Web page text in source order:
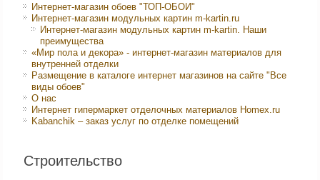
Интернет-магазин обоев "ТОП-ОБОИ"
Интернет-магазин модульных картин m-kartin.ru
Интернет-магазин модульных картин m-kartin. Наши
преимущества
«Мир пола и декора» - интернет-магазин материалов для
внутренней отделки
Размещение в каталоге интернет магазинов на сайте "Все
виды обоев"
О нас
Интернет гипермаркет отделочных материалов Homex.ru
Kabanchik – заказ услуг по отделке помещений
Строительство